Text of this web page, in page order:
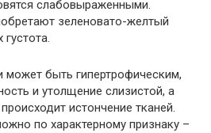
слабовыраженными.
зеленовато-желтый
может быть гипертрофическим,
и утолщение слизистой, а
истончение тканей.
по характерному признаку –